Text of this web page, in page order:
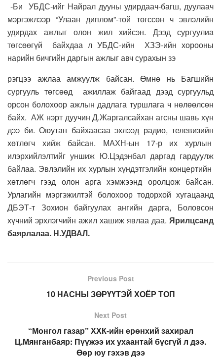
-Би УБДС-ийг Найрал дууны удирдаач-багш, дуулаач
мэргэжлээр “Улаан диплом”-той төгссөн ч эвлэлийн
удирдах ажлыг олон жил хийсэн. Дээд сургуулиа
төгсөөгүй байхдаа л УБДС-ийн ХЗЭ-ийн хорооны
нарийн бичгийн даргын ажлыг авч сурахын зэ
рэгцээ ажлаа амжуулж байсан. Өмнө нь Багшийн
сургууль төгсөөд ажиллаж байгаад дээд сургуульд
орсон болохоор ажлын дадлага туршлага ч нөлөөлсөн
байх. АЖ нэрт дуучин Д.Жаргалсайхан агсны шавь хүн
дээ би. Оюутан байхаасаа эхлээд радио, телевизийн
хөтлөгч хийж байсан. МАХН-ын 17-р их хурлын
илэрхийлэлтийг уншиж Ю.Цэдэнбал даргад гардуулж
байлаа. Эвлэлийн их хурлын хүндэтгэлийн концертийн
хөтлөгч гээд олон арга хэмжээнд оролцож байсан.
Урлагийн мэргэжилтэй болохоор тодорхой хугацаанд
ДБЭТ-т Зохион байгуулах ангийн дарга, Боловсон
хүчний эрхлэгчийн ажил хашиж явлаа даа. Ярилцсанд
баярлалаа. Н.УДВАЛ.
Previous Post
10 НАСНЫ ЗӨРҮҮТЭЙ ХОЁР ТОП
Next Post
“Монгол газар” ХХК-ийн ерөнхий захирал
Ц.Мянганбаяр: Пүүжээ их ухаантай бүсгүй л дээ.
Өөр юу гэхэв дээ